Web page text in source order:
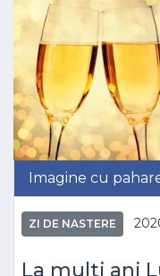
Imagine cu
ZI DE NASTERE
La multi ani